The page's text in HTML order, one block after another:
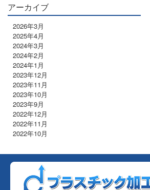
アーカイブ
2026年3月
2025年4月
2024年3月
2024年2月
2024年1月
2023年12月
2023年11月
2023年10月
2023年9月
2022年12月
2022年11月
2022年10月